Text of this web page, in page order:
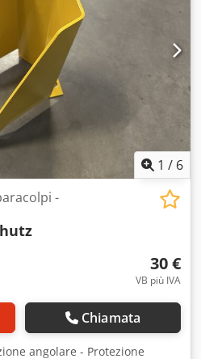
1 / 6
-
30 €
VB più IVA
Chiamata
angolare - Protezione